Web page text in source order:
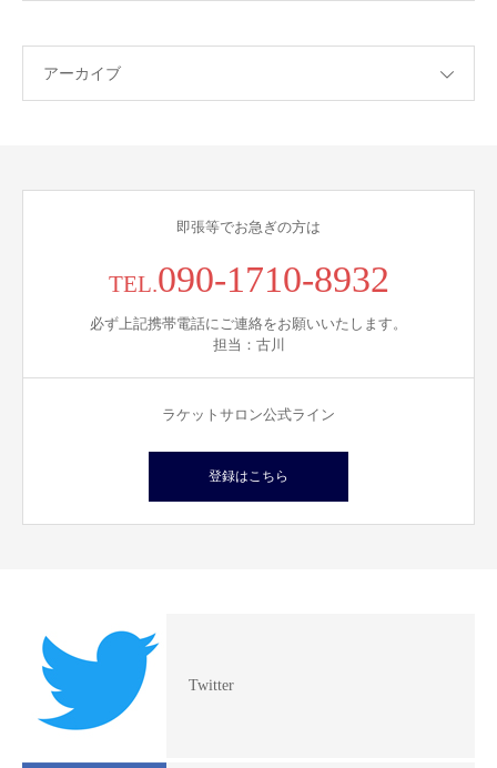
アーカイブ
即張等でお急ぎの方は
TEL.090-1710-8932
必ず上記携帯電話にご連絡をお願いいたします。
担当：古川
ラケットサロン公式ライン
登録はこちら
Twitter